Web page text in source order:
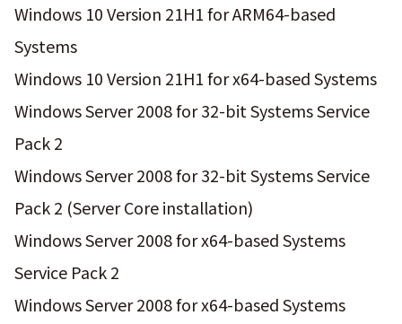
Windows 10 Version 21H1 for ARM64-based
Systems
Windows 10 Version 21H1 for x64-based Systems
Windows Server 2008 for 32-bit Systems Service
Pack 2
Windows Server 2008 for 32-bit Systems Service
Pack 2 (Server Core installation)
Windows Server 2008 for x64-based Systems
Service Pack 2
Windows Server 2008 for x64-based Systems